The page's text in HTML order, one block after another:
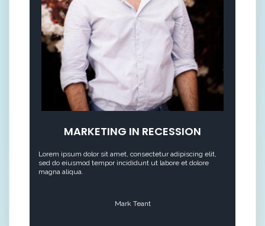
MARKETING IN RECESSION
Lorem ipsum dolor sit amet, consectetur adipiscing elit,
sed do eiusmod tempor incididunt ut labore et dolore
magna aliqua.
Mark Teant